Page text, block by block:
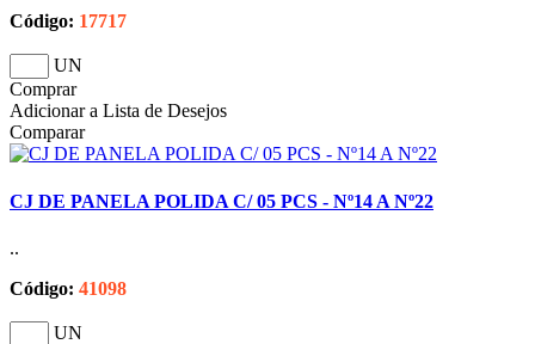
Código: 17717
UN
Comprar
Adicionar a Lista de Desejos
Comparar
CJ DE PANELA POLIDA C/ 05 PCS - Nº14 A Nº22
..
Código: 41098
UN